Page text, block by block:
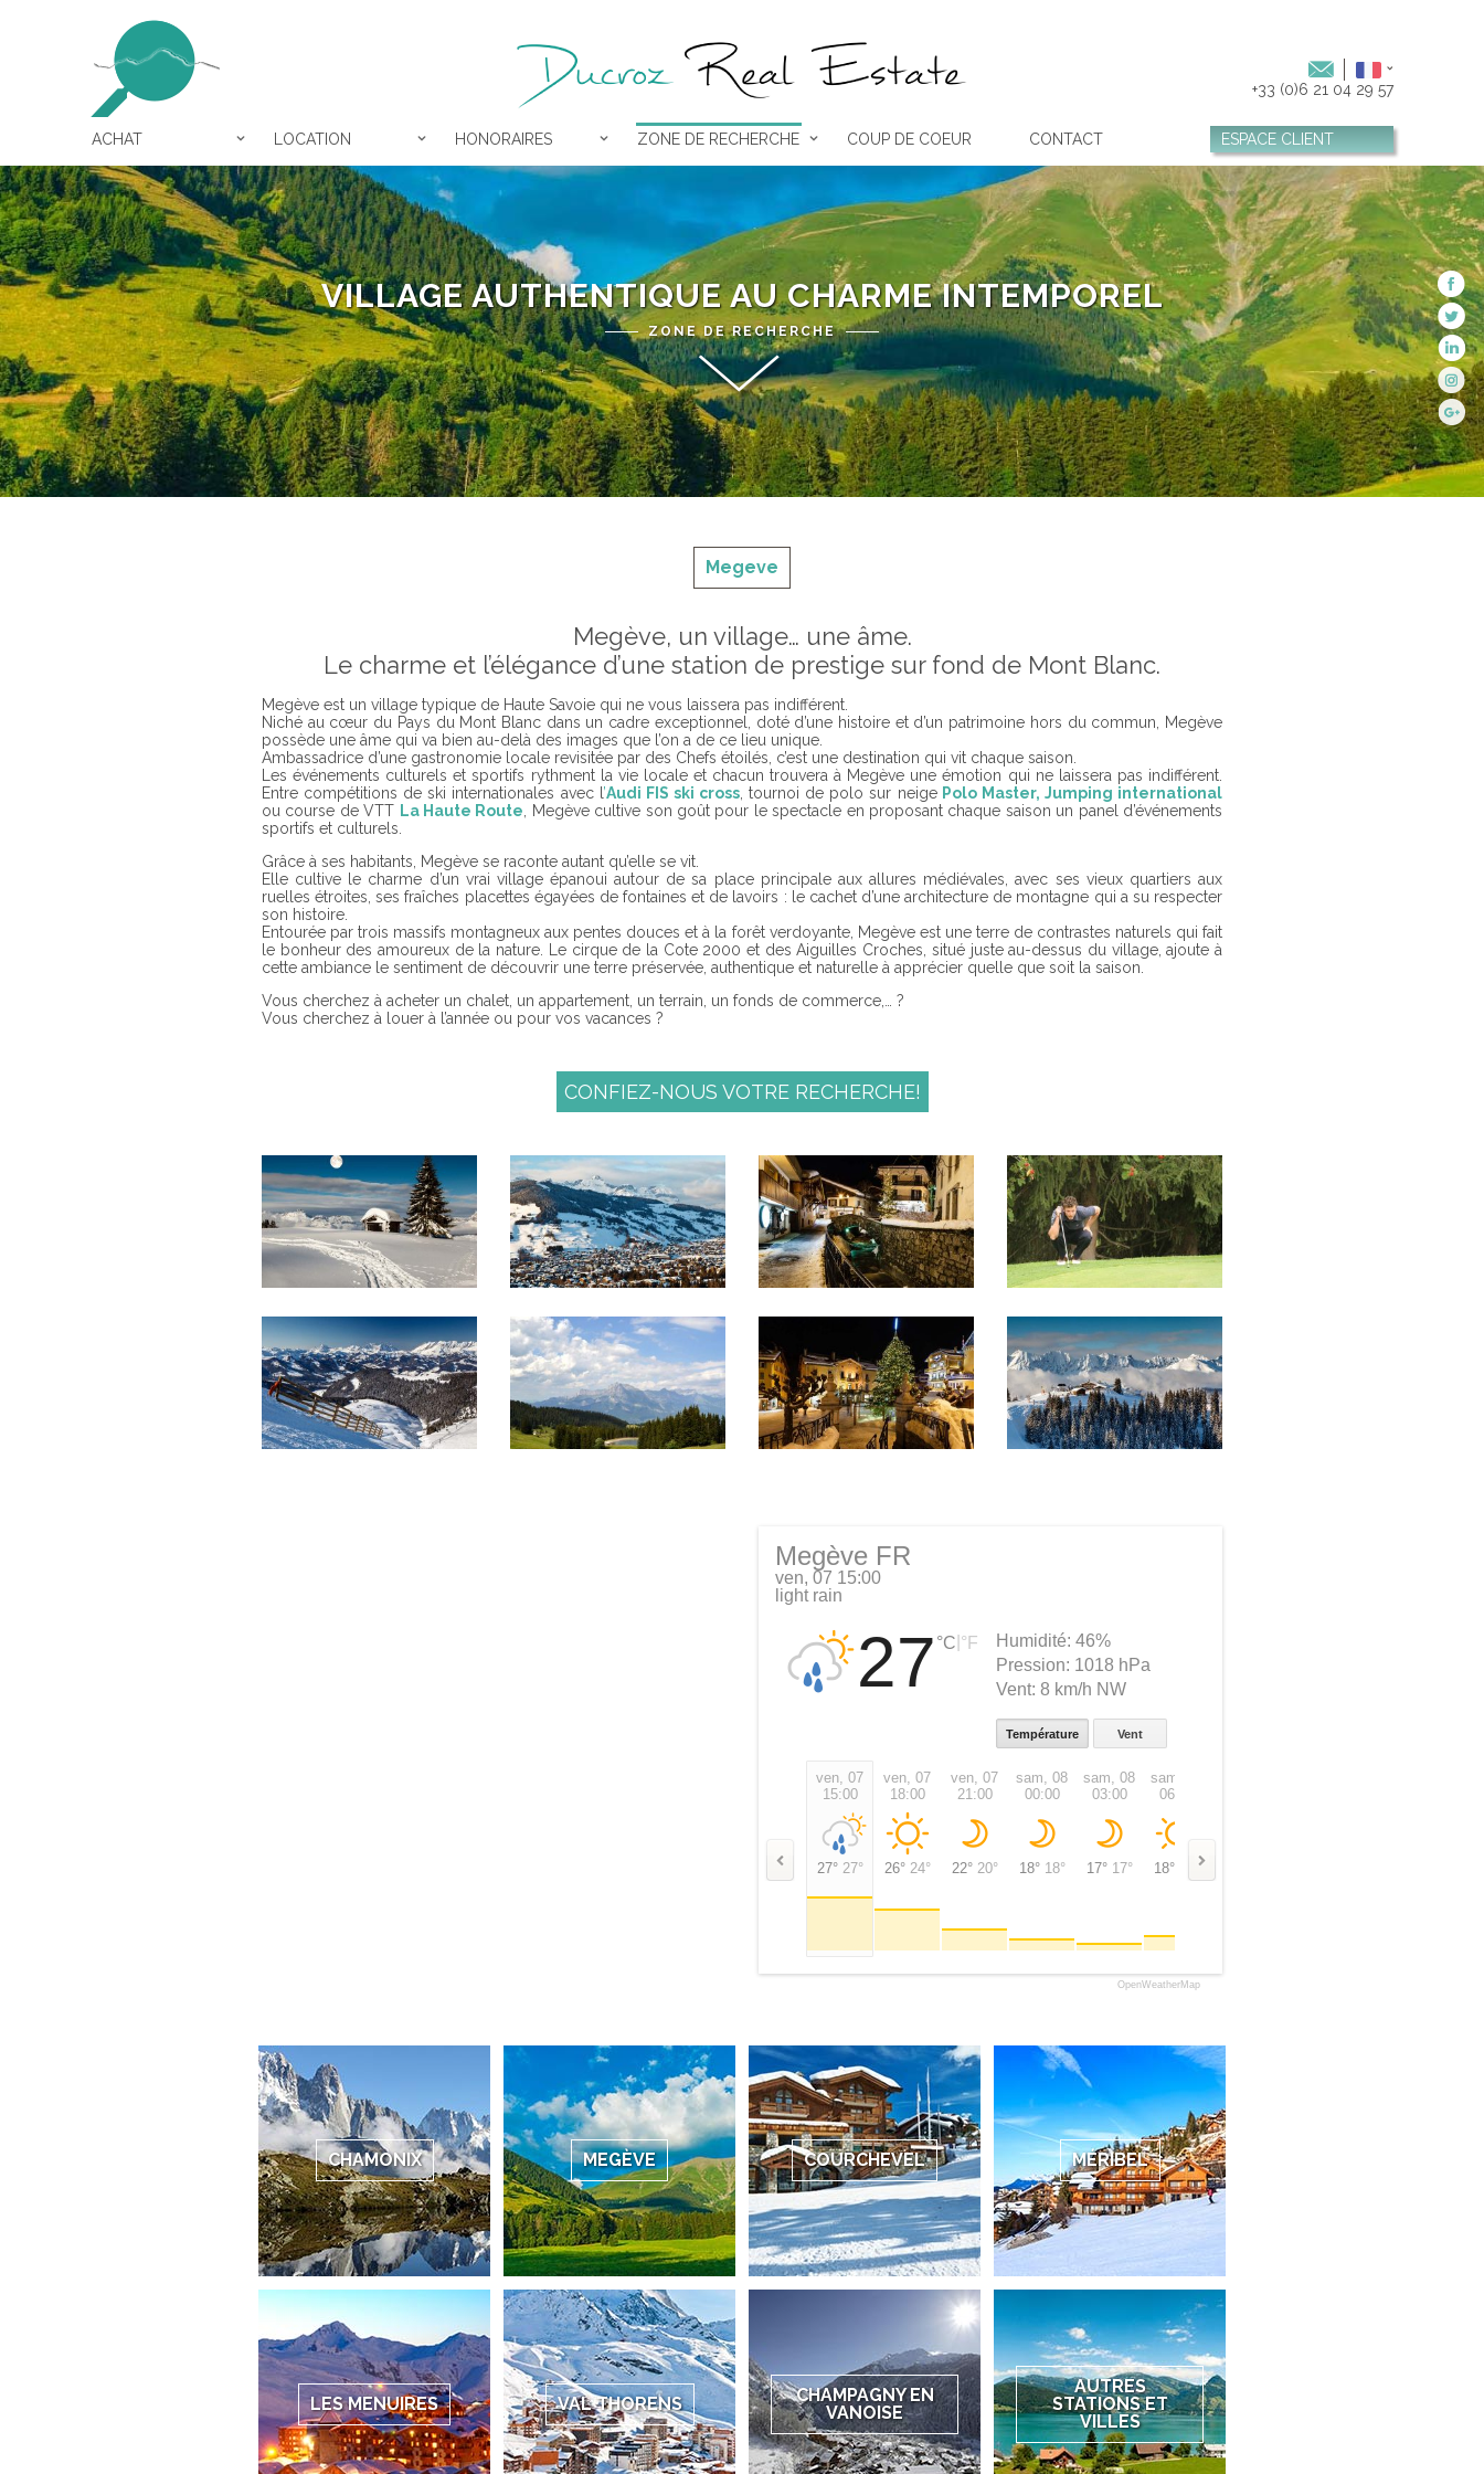
+33 (0)6 21 04 29 57
ACHAT LOCATION HONORAIRES ZONE DE RECHERCHE COUP DE COEUR CONTACT ESPACE CLIENT
VILLAGE AUTHENTIQUE AU CHARME INTEMPOREL
ZONE DE RECHERCHE
Megeve
Megève, un village… une âme.
Le charme et l’élégance d’une station de prestige sur fond de Mont Blanc.
Megève est un village typique de Haute Savoie qui ne vous laissera pas indifférent.
Niché au cœur du Pays du Mont Blanc dans un cadre exceptionnel, doté d’une histoire et d’un patrimoine hors du commun, Megève
possède une âme qui va bien au-delà des images que l’on a de ce lieu unique.
Ambassadrice d’une gastronomie locale revisitée par des Chefs étoilés, c’est une destination qui vit chaque saison.
Les événements culturels et sportifs rythment la vie locale et chacun trouvera à Megève une émotion qui ne laissera pas indifférent.
Entre compétitions de ski internationales avec l ’Audi FIS ski cross , tournoi de polo sur neigePolo Master, Jumping international
ou course de VTT La Haute Route , Megève cultive son goût pour le spectacle en proposant chaque saison un panel d’événements
sportifs et culturels.
Grâce à ses habitants, Megève se raconte autant qu’elle se vit.
Elle cultive le charme d’un vrai village épanoui autour de sa place principale aux allures médiévales, avec ses vieux quartiers aux
ruelles étroites, ses fraîches placettes égayées de fontaines et de lavoirs : le cachet d’une architecture de montagne qui a su respecter
son histoire.
Entourée par trois massifs montagneux aux pentes douces et à la forêt verdoyante, Megève est une terre de contrastes naturels qui fait
le bonheur des amoureux de la nature. Le cirque de la Cote 2000 et des Aiguilles Croches, situé juste au-dessus du village, ajoute à
cette ambiance le sentiment de découvrir une terre préservée, authentique et naturelle à apprécier quelle que soit la saison.
Vous cherchez à acheter un chalet, un appartement, un terrain, un fonds de commerce,… ?
Vous cherchez à louer à l’année ou pour vos vacances ?
CONFIEZ-NOUS VOTRE RECHERCHE!
Megève FR
ven, 07 15:00
light rain
27 °C °F Humidité: 46%
Pression: 1018 hPa
Vent: 8 km/h NW
Température Vent
ven, 07
15:00
27° 27°
ven, 07
18:00
26° 24°
ven, 07
21:00
22° 20°
sam, 08
00:00
18° 18°
sam, 08
03:00
17° 17°
sam, 08
06:00
18° 18°
OpenWeatherMap
CHAMONIX MEGÈVE COURCHEVEL MÉRIBEL
LES MENUIRES VAL THORENS
CHAMPAGNY EN
VANOISE
AUTRES
STATIONS ET
VILLES